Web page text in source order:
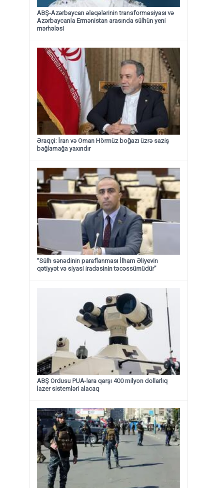
ABŞ-Azərbaycan əlaqələrinin transformasiyası və
Azərbaycanla Ermənistan arasında sülhün yeni
mərhələsi
Əraqçi: İran və Oman Hörmüz boğazı üzrə saziş
bağlamağa yaxındır
“Sülh sənədinin paraflanması İlham Əliyevin
qətiyyət və siyasi iradəsinin təcəssümüdür”
ABŞ Ordusu PUA-lara qarşı 400 milyon dollarlıq
lazer sistemləri alacaq